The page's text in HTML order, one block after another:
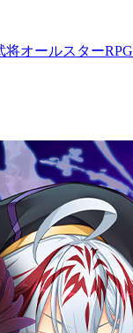
オールスターRPG